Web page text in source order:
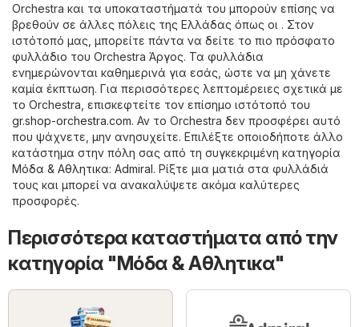
Orchestra και τα υποκαταστήματά του μπορούν επίσης να
βρεθούν σε άλλες πόλεις της Ελλάδας όπως οι . Στον
ιστότοπό μας, μπορείτε πάντα να δείτε το πιο πρόσφατο
φυλλάδιο του Orchestra Άργος. Τα φυλλάδια
ενημερώνονται καθημερινά για εσάς, ώστε να μη χάνετε
καμία έκπτωση. Για περισσότερες λεπτομέρειες σχετικά με
το Orchestra, επισκεφτείτε τον επίσημο ιστότοπό του
gr.shop-orchestra.com. Αν το Orchestra δεν προσφέρει αυτό
που ψάχνετε, μην ανησυχείτε. Επιλέξτε οποιοδήποτε άλλο
κατάστημα στην πόλη σας από τη συγκεκριμένη κατηγορία
Μόδα & Aθλητικα: Admiral. Ρίξτε μια ματιά στα φυλλάδιά
τους και μπορεί να ανακαλύψετε ακόμα καλύτερες
προσφορές.
Περισσότερα καταστήματα από την
κατηγορία "Μόδα & Aθλητικα"